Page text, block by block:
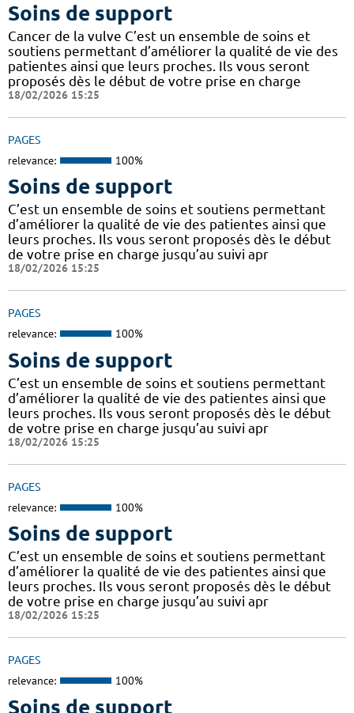
Soins de support
Cancer de la vulve C’est un ensemble de soins et
soutiens permettant d’améliorer la qualité de vie des
patientes ainsi que leurs proches. Ils vous seront
proposés dès le début de votre prise en charge
18/02/2026 15:25
PAGES
relevance: 100%
Soins de support
C’est un ensemble de soins et soutiens permettant
d’améliorer la qualité de vie des patientes ainsi que
leurs proches. Ils vous seront proposés dès le début
de votre prise en charge jusqu’au suivi apr
18/02/2026 15:25
PAGES
relevance: 100%
Soins de support
C’est un ensemble de soins et soutiens permettant
d’améliorer la qualité de vie des patientes ainsi que
leurs proches. Ils vous seront proposés dès le début
de votre prise en charge jusqu’au suivi apr
18/02/2026 15:25
PAGES
relevance: 100%
Soins de support
C’est un ensemble de soins et soutiens permettant
d’améliorer la qualité de vie des patientes ainsi que
leurs proches. Ils vous seront proposés dès le début
de votre prise en charge jusqu’au suivi apr
18/02/2026 15:25
PAGES
relevance: 100%
Soins de support